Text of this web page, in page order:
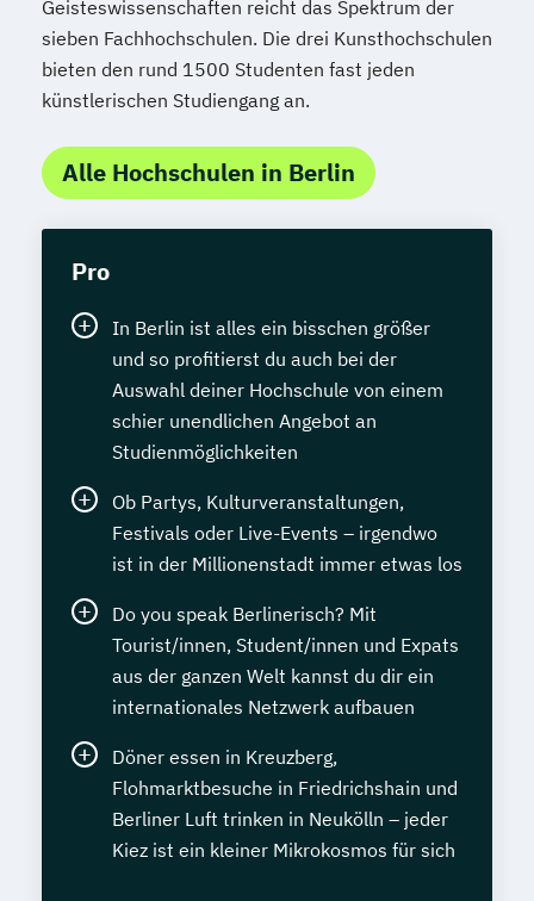
Geisteswissenschaften reicht das Spektrum der
sieben Fachhochschulen. Die drei Kunsthochschulen
bieten den rund 1500 Studenten fast jeden
künstlerischen Studiengang an.
Alle Hochschulen in Berlin
Pro
In Berlin ist alles ein bisschen größer
und so profitierst du auch bei der
Auswahl deiner Hochschule von einem
schier unendlichen Angebot an
Studienmöglichkeiten
Ob Partys, Kulturveranstaltungen,
Festivals oder Live-Events – irgendwo
ist in der Millionenstadt immer etwas los
Do you speak Berlinerisch? Mit
Tourist/innen, Student/innen und Expats
aus der ganzen Welt kannst du dir ein
internationales Netzwerk aufbauen
Döner essen in Kreuzberg,
Flohmarktbesuche in Friedrichshain und
Berliner Luft trinken in Neukölln – jeder
Kiez ist ein kleiner Mikrokosmos für sich